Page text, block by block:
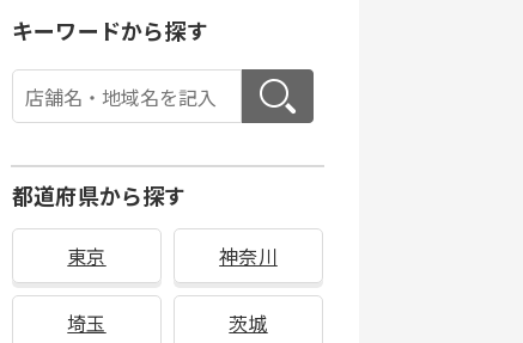
キーワードから探す
都道府県から探す
東京 神奈川
埼玉 茨城